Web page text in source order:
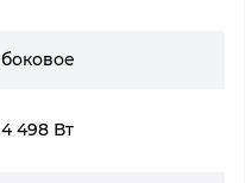
боковое
4 498 Вт